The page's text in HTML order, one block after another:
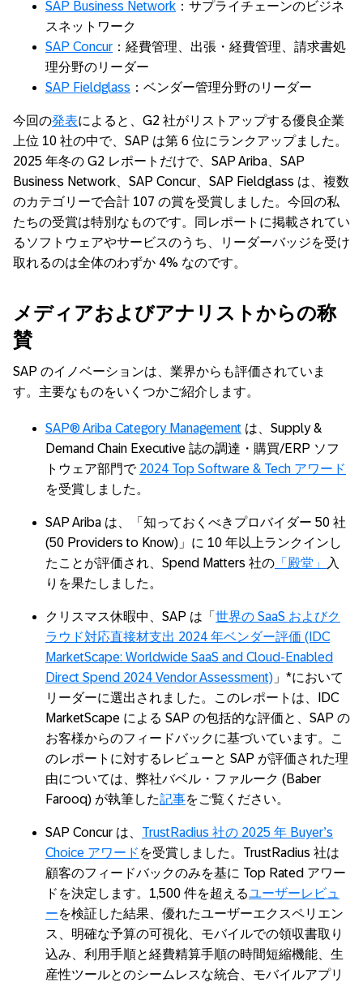
SAP Business Network ：サプライチェーンのビジネ
スネットワーク
SAP Concur ：経費管理、出張・経費管理、請求書処
理分野のリーダー
SAP Fieldglass ：ベンダー管理分野のリーダー
今回の発表によると、G2 社がリストアップする優良企業
上位 10 社の中で、SAP は第 6 位にランクアップました。
2025 年冬の G2 レポートだけで、SAP Ariba、SAP
Business Network、SAP Concur、SAP Fieldglass は、複数
のカテゴリーで合計 107 の賞を受賞しました。今回の私
たちの受賞は特別なものです。同レポートに掲載されてい
るソフトウェアやサービスのうち、リーダーバッジを受け
取れるのは全体のわずか 4% なのです。
メディアおよびアナリストからの称
賛
SAP のイノベーションは、業界からも評価されていま
す。主要なものをいくつかご紹介します。
SAP® Ariba Category Management は、Supply &
Demand Chain Executive 誌の調達・購買/ERP ソフ
トウェア部門で 2024 Top Software & Tech アワード
を受賞しました。
SAP Ariba は、「知っておくべきプロバイダー 50 社
(50 Providers to Know)」に 10 年以上ランクインし
たことが評価され、Spend Matters 社の 「殿堂」
入
りを果たしました。
クリスマス休暇中、SAP は「 世界の SaaS およびク
ラウド対応直接材支出 2024 年ベンダー評価 (IDC
MarketScape: Worldwide SaaS and Cloud-Enabled
Direct Spend 2024 Vendor Assessment) 」*において
リーダーに選出されました。このレポートは、IDC
MarketScape による SAP の包括的な評価と、SAP の
お客様からのフィードバックに基づいています。こ
のレポートに対するレビューと SAP が評価された理
由については、弊社バベル・ファルーク (Baber
Farooq) が執筆した記事をご覧ください。
SAP Concur は、 TrustRadius 社の 2025 年 Buyer’s
Choice アワード を受賞しました。TrustRadius 社は
顧客のフィードバックのみを基に Top Rated アワー
ドを決定します。1,500 件を超えるユーザーレビュ
ーを検証した結果、優れたユーザーエクスペリエン
ス、明確な予算の可視化、モバイルでの領収書取り
込み、利用手順と経費精算手順の時間短縮機能、生
産性ツールとのシームレスな統合、モバイルアプリ